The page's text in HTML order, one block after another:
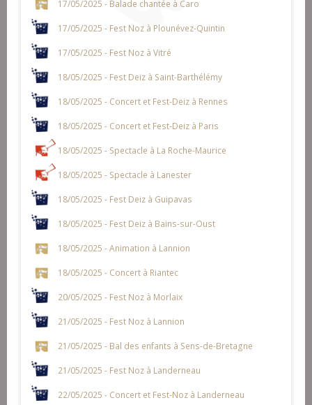
17/05/2025 - Balade chantée à Caro
17/05/2025 - Fest Noz à Plounévez-Quintin
17/05/2025 - Fest Noz à Vitré
18/05/2025 - Fest Deiz à Saint-Barthélémy
18/05/2025 - Concert et Fest-Deiz à Rennes
18/05/2025 - Concert et Fest-Deiz à Paris
18/05/2025 - Spectacle à La Roche-Maurice
18/05/2025 - Spectacle à Lanester
18/05/2025 - Fest Deiz à Guipavas
18/05/2025 - Fest Deiz à Bains-sur-Oust
18/05/2025 - Animation à Lannion
18/05/2025 - Concert à Riantec
20/05/2025 - Fest Noz à Morlaix
21/05/2025 - Fest Noz à Lannion
21/05/2025 - Bal des enfants à Sens-de-Bretagne
21/05/2025 - Fest Noz à Landerneau
22/05/2025 - Concert et Fest-Noz à Landerneau